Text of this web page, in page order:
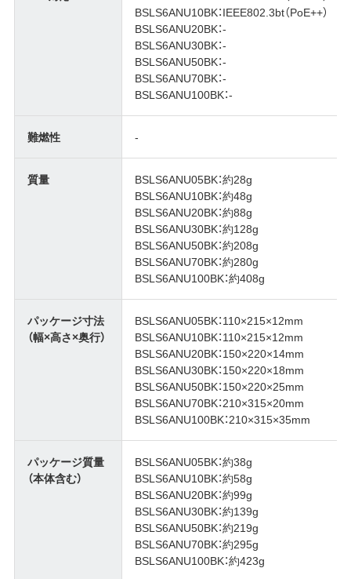
BSLS6ANU10BK：IEEE802.3bt（PoE++）
BSLS6ANU20BK：-
BSLS6ANU30BK：-
BSLS6ANU50BK：-
BSLS6ANU70BK：-
BSLS6ANU100BK：-
難燃性 -
質量
BSLS6ANU05BK：約28g
BSLS6ANU10BK：約48g
BSLS6ANU20BK：約88g
BSLS6ANU30BK：約128g
BSLS6ANU50BK：約208g
BSLS6ANU70BK：約280g
BSLS6ANU100BK：約408g
パッケージ寸法
（幅×高さ×奥行）
BSLS6ANU05BK：110×215×12mm
BSLS6ANU10BK：110×215×12mm
BSLS6ANU20BK：150×220×14mm
BSLS6ANU30BK：150×220×18mm
BSLS6ANU50BK：150×220×25mm
BSLS6ANU70BK：210×315×20mm
BSLS6ANU100BK：210×315×35mm
パッケージ質量
（本体含む）
BSLS6ANU05BK：約38g
BSLS6ANU10BK：約58g
BSLS6ANU20BK：約99g
BSLS6ANU30BK：約139g
BSLS6ANU50BK：約219g
BSLS6ANU70BK：約295g
BSLS6ANU100BK：約423g